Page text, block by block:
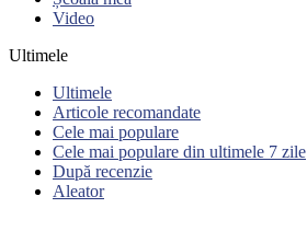
Video
Ultimele
Ultimele
Articole recomandate
Cele mai populare
Cele mai populare din ultimele 7 zile
După recenzie
Aleator